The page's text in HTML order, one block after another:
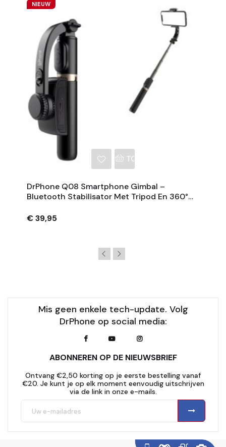
NIEUW
TOEVOEGEN AAN
DrPhone Q08 Smartphone Gimbal –
Bluetooth Stabilisator Met Tripod En 360°
€ 39,95
Mis geen enkele tech-update. Volg
DrPhone op social media:
ABONNEREN OP DE NIEUWSBRIEF
Ontvang €2,50 korting op je eerste bestelling vanaf
€20. Je kunt je op elk moment eenvoudig uitschrijven
via de link in onze e-mails.